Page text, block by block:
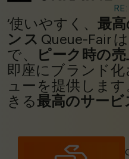
‘使いやすく、 最
ンス Queue-Fair
で、
ピーク時の
即座にブランド
ューを提供しま
きる最高のサービ